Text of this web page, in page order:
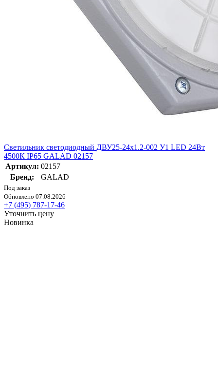
Светильник светодиодный ДВУ25-24х1.2-002 У1 LED 24Вт
4500К IP65 GALAD 02157
Артикул: 02157
Бренд:
GALAD
Под заказ
Обновлено 07.08.2026
+7 (495) 787-17-46
Уточнить цену
Новинка